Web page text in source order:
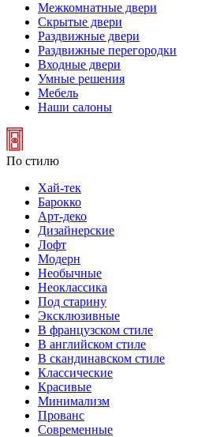
Межкомнатные двери
Скрытые двери
Раздвижные двери
Раздвижные перегородки
Входные двери
Умные решения
Мебель
Наши салоны
По стилю
Хай-тек
Барокко
Арт-деко
Дизайнерские
Лофт
Модерн
Необычные
Неоклассика
Под старину
Эксклюзивные
В французском стиле
В английском стиле
В скандинавском стиле
Классические
Красивые
Минимализм
Прованс
Современные